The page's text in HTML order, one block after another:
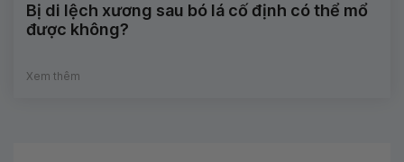
Bị di lệch xương sau bó lá cố định có thể mổ
được không?
Xem thêm